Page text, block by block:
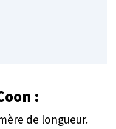
:
de longueur.